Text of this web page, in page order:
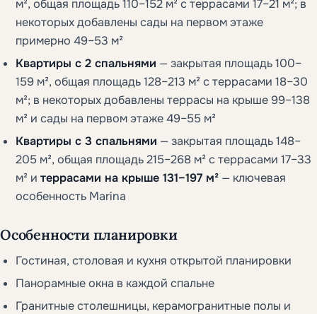
м², общая площадь 110–152 м² с террасами 17–21 м²; в
некоторых добавлены сады на первом этаже
примерно 49–53 м²
Квартиры с 2 спальнями — закрытая площадь 100–
159 м², общая площадь 128–213 м² с террасами 18–30
м²; в некоторых добавлены террасы на крыше 99–138
м² и сады на первом этаже 49–55 м²
Квартиры с 3 спальнями — закрытая площадь 148–
205 м², общая площадь 215–268 м² с террасами 17–33
м² и террасами на крыше 131–197 м² — ключевая
особенность Marina
Особенности планировки
Гостиная, столовая и кухня открытой планировки
Панорамные окна в каждой спальне
Гранитные столешницы, керамогранитные полы и